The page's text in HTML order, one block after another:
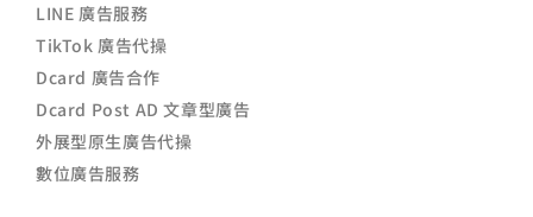
LINE 廣告服務
TikTok 廣告代操
Dcard 廣告合作
Dcard Post AD 文章型廣告
外展型原生廣告代操
數位廣告服務